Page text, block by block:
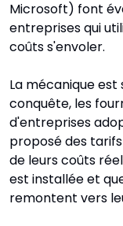
Microsoft) font
entreprises qui
coûts s'envoler.
La mécanique
conquête, les
d'entreprises
proposé des
de leurs coûts
est installée et
remontent vers